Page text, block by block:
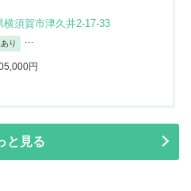
横須賀市津久井2-17-33
り
円
と見る